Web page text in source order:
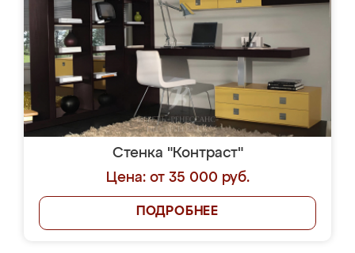
Стенка "Контраст"
Цена: от 35 000 руб.
ПОДРОБНЕЕ